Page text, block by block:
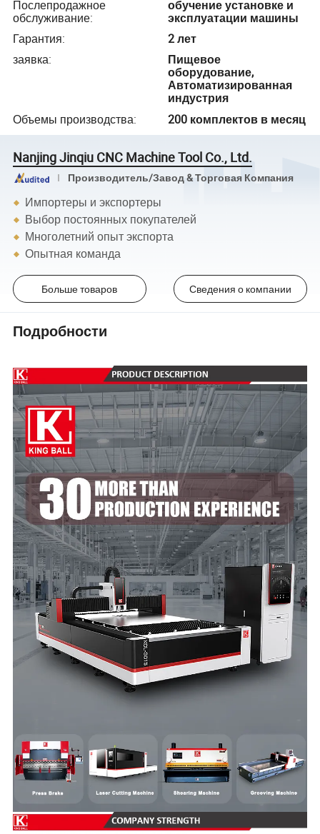
Послепродажное
обслуживание:
обучение установке и
эксплуатации машины
Гарантия:
2 лет
заявка:
Пищевое
оборудование,
Автоматизированная
индустрия
Объемы производства: 200 комплектов в месяц
Nanjing Jinqiu CNC Machine Tool Co., Ltd.
Производитель/Завод & Торговая Компания
Импортеры и экспортеры
Выбор постоянных покупателей
Многолетний опыт экспорта
Опытная команда
Больше товаров Сведения о компании
Подробности